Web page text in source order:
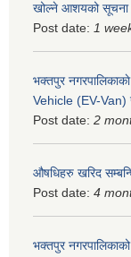
खोल्ने आशयको सूचना
Post date: 1
भक्तपुर
Vehicle (EV-Van)
Post date: 2
औषधिहरु खरिद
Post date: 4
भक्तपुर